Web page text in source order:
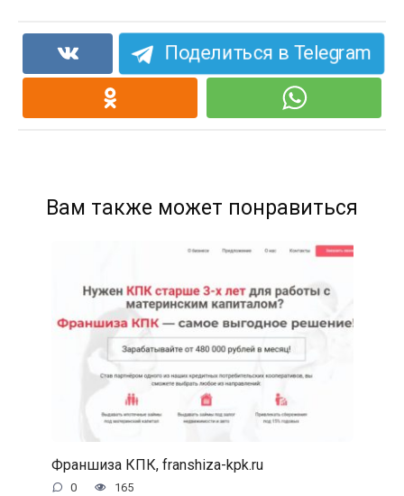
Поделиться в Telegram
Вам также может понравиться
Франшиза КПК, franshiza-kpk.ru
0 165